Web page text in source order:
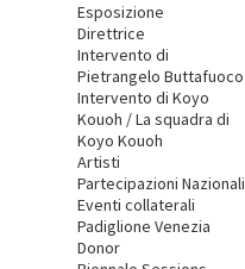
Esposizione
Direttrice
Intervento di
Pietrangelo Buttafuoco
Intervento di Koyo
Kouoh / La squadra di
Koyo Kouoh
Artisti
Partecipazioni Nazionali
Eventi collaterali
Padiglione Venezia
Donor